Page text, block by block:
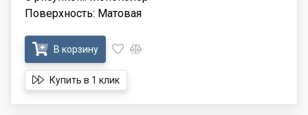
Поверхность: Матовая
В корзину
Купить в 1 клик